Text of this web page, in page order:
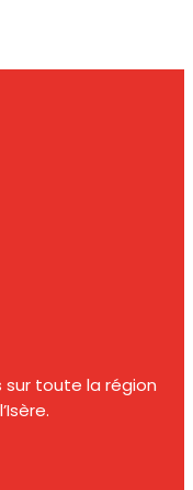
sur toute la région